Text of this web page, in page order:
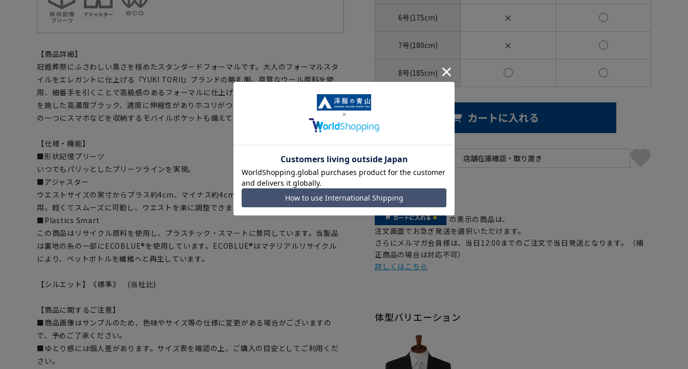
【商品詳細】
冠婚葬祭にふさわしい黒さを極めたスタンダードフォーマルです。大人のフォーマルスタ
イルをエレガントに仕上げる『YUKI TORII』ブランドの略礼服。良質なウール原料を使
用、細番手を引くことで高級感のあるフォーマルに仕上げました。スケールオフ濃染加工
を施した高濃度ブラック、適度に伸縮性がありホコリがつきにくい素材です。内ポケット
の一つにスマホなどを収納するモバイルポケットも備えています。
【仕様・機能】
■形状記憶プリーツ
いつでもパリッとしたプリーツラインを実現。
■アジャスター
ウエストサイズの実寸からプラス約4cm、マイナス約4cmスライドするアジャスターを採
用。軽くてスムーズに可動し、ウエストを楽に調整できます。
■Plastics Smart
この商品はリサイクル原料を使用し、プラスチック・スマートに賛同しています。当製品
は裏地の糸の一部にECOBLUE®を使用しています。ECOBLUE®はマテリアルリサイクル
により、ペットボトルを繊維へと再生しています。
【シルエット】《標準》 (当社比)
【商品に関するご注意】
■商品画像はサンプルのため、色味やサイズ等の仕様に変更がある場合がございますの
で、予めご了承ください。
■ゆとり感には個人差があります。サイズ表を確認の上、ご購入の目安としてご利用くだ
さい。
6号(175cm) ✕
7号(180cm) ✕
8号(185cm)
カートに入れる
【 アイコンについて】
の表示の商品は、
注文画面でお急ぎ発送を選択いただけます。
さらにメルマガ会員様は、当日12:00までのご注文で当日発送となります。（補
正商品の場合は対応不可）
詳しくはこちら
体型バリエーション